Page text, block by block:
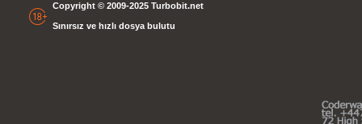
Copyright © 2009-2025 Turbobit.net
Sınırsız ve hızlı dosya bulutu